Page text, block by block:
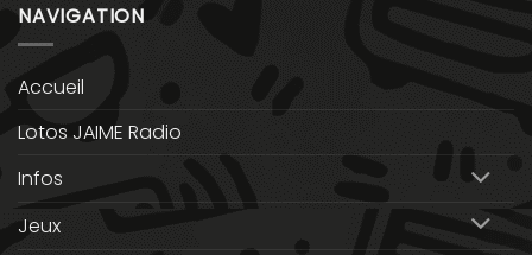
NAVIGATION
Accueil
Lotos JAIME Radio
Infos
Jeux